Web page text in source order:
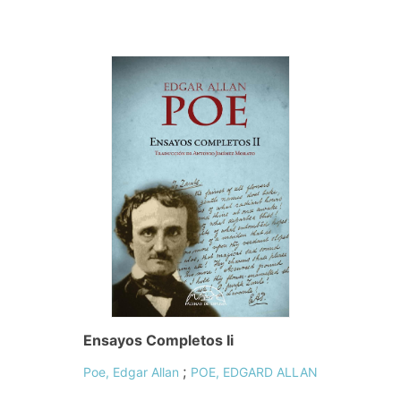
Ensayos Completos Ii
Poe, Edgar Allan ; POE, EDGARD ALLAN